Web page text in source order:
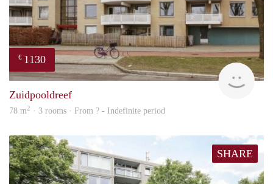
€ 1130
rent
Zuidpooldreef
78 m2 · 3 rooms · From ? - Indefinite period
SHARE